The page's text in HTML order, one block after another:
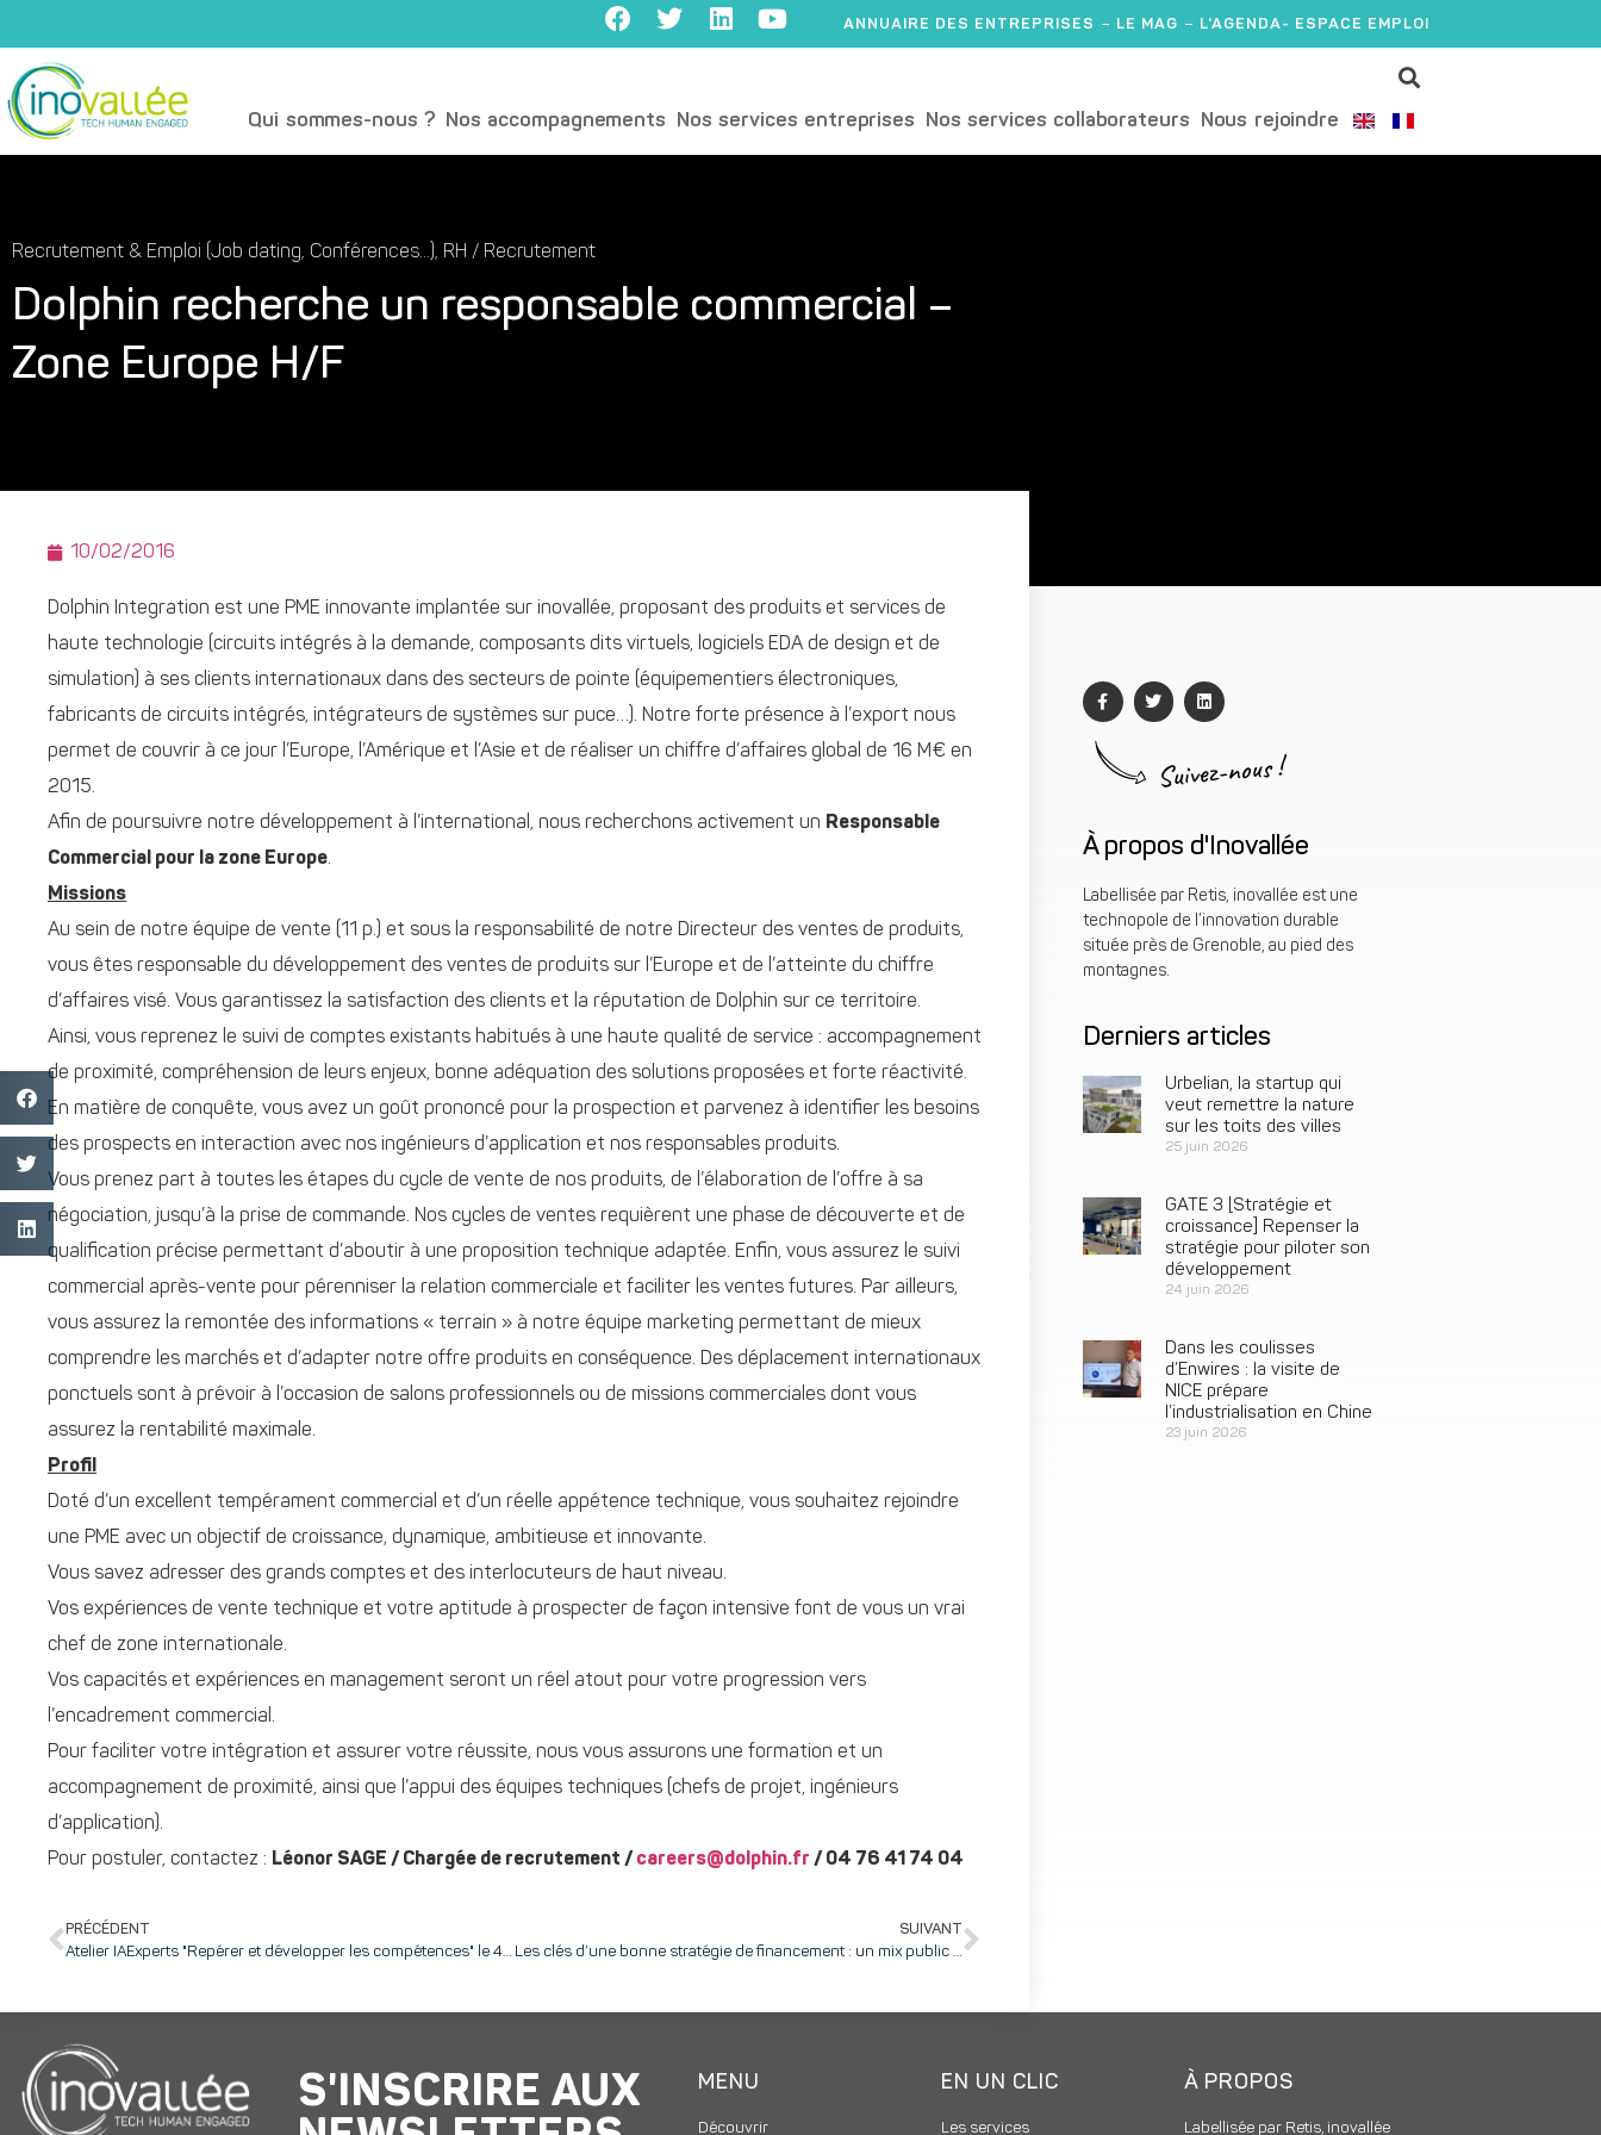
ANNUAIRE DES ENTREPRISES LE MAG L'AGENDA- ESPACE EMPLOI
Qui sommes-nous ? Nos accompagnements Nos services entreprises Nos services collaborateurs Nous rejoindre
Recrutement & Emploi (Job dating, Conférences...) , RH / Recrutement
Dolphin recherche un responsable commercial –
Zone Europe H/F
10/02/2016
Dolphin Integration est une PME innovante implantée sur inovallée, proposant des produits et services de
haute technologie (circuits intégrés à la demande, composants dits virtuels, logiciels EDA de design et de
simulation) à ses clients internationaux dans des secteurs de pointe (équipementiers électroniques,
fabricants de circuits intégrés, intégrateurs de systèmes sur puce…). Notre forte présence à l’export nous
permet de couvrir à ce jour l’Europe, l’Amérique et l’Asie et de réaliser un chiffre d’affaires global de 16 M€ en
2015.
Afin de poursuivre notre développement à l’international, nous recherchons activement un Responsable
Commercial pour la zone Europe.
Missions
Au sein de notre équipe de vente (11 p.) et sous la responsabilité de notre Directeur des ventes de produits,
vous êtes responsable du développement des ventes de produits sur l’Europe et de l’atteinte du chiffre
d’affaires visé. Vous garantissez la satisfaction des clients et la réputation de Dolphin sur ce territoire.
Ainsi, vous reprenez le suivi de comptes existants habitués à une haute qualité de service : accompagnement
de proximité, compréhension de leurs enjeux, bonne adéquation des solutions proposées et forte réactivité.
En matière de conquête, vous avez un goût prononcé pour la prospection et parvenez à identifier les besoins
des prospects en interaction avec nos ingénieurs d’application et nos responsables produits.
Vous prenez part à toutes les étapes du cycle de vente de nos produits, de l’élaboration de l’offre à sa
négociation, jusqu’à la prise de commande. Nos cycles de ventes requièrent une phase de découverte et de
qualification précise permettant d’aboutir à une proposition technique adaptée. Enfin, vous assurez le suivi
commercial après-vente pour pérenniser la relation commerciale et faciliter les ventes futures. Par ailleurs,
vous assurez la remontée des informations « terrain » à notre équipe marketing permettant de mieux
comprendre les marchés et d’adapter notre offre produits en conséquence. Des déplacement internationaux
ponctuels sont à prévoir à l’occasion de salons professionnels ou de missions commerciales dont vous
assurez la rentabilité maximale.
Profil
Doté d’un excellent tempérament commercial et d’un réelle appétence technique, vous souhaitez rejoindre
une PME avec un objectif de croissance, dynamique, ambitieuse et innovante.
Vous savez adresser des grands comptes et des interlocuteurs de haut niveau.
Vos expériences de vente technique et votre aptitude à prospecter de façon intensive font de vous un vrai
chef de zone internationale.
Vos capacités et expériences en management seront un réel atout pour votre progression vers
l’encadrement commercial.
Pour faciliter votre intégration et assurer votre réussite, nous vous assurons une formation et un
accompagnement de proximité, ainsi que l’appui des équipes techniques (chefs de projet, ingénieurs
d’application).
Pour postuler, contactez : Léonor SAGE / Chargée de recrutement / careers@dolphin.fr / 04 76 41 74 04
PRÉCÉDENT
Atelier IAExperts "Repérer et développer les compétences" le 4 mars à inovallée
SUIVANT
Les clés d’une bonne stratégie de financement : un mix public / privé (Atelier 1)
Suivez-nous !
À propos d'Inovallée
Labellisée par Retis, inovallée est une
technopole de l’innovation durable
située près de Grenoble, au pied des
montagnes.
Derniers articles
Urbelian, la startup qui
veut remettre la nature
sur les toits des villes
25 juin 2026
GATE 3 [Stratégie et
croissance] Repenser la
stratégie pour piloter son
développement
24 juin 2026
Dans les coulisses
d’Enwires : la visite de
NICE prépare
l’industrialisation en Chine
23 juin 2026
S'INSCRIRE AUX
MENU
Découvrir
EN UN CLIC
Les services
À PROPOS
Labellisée par Retis, inovallée